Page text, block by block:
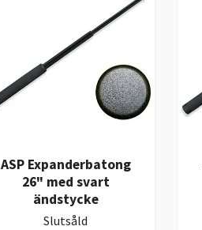
ASP Expanderbatong
26" med svart
ändstycke
Slutsåld